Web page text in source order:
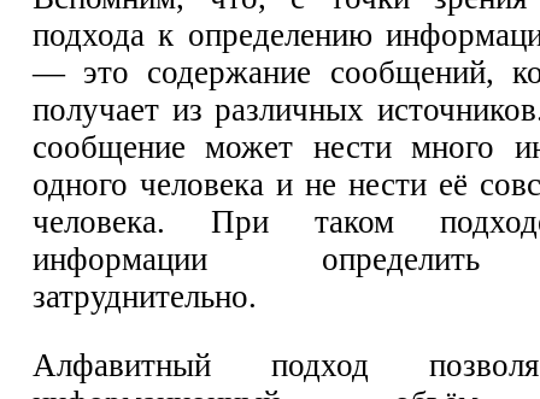
подхода к определению
— это содержание сообщений,
получает из различных
сообщение может нести много
одного человека и не нести её
человека. При таком
информации определить
затруднительно.
Алфавитный подход